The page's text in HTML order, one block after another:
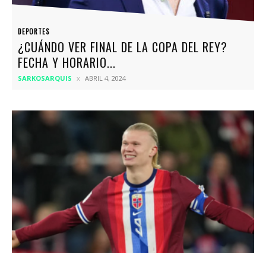
DEPORTES
¿CUÁNDO VER FINAL DE LA COPA DEL REY?
FECHA Y HORARIO...
SARKOSARQUIS ABRIL 4, 2024